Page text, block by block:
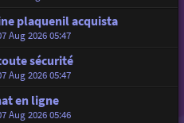
plaquenil acquista
Aug 2026 05:47
sécurité
Aug 2026 05:47
en ligne
Aug 2026 05:46